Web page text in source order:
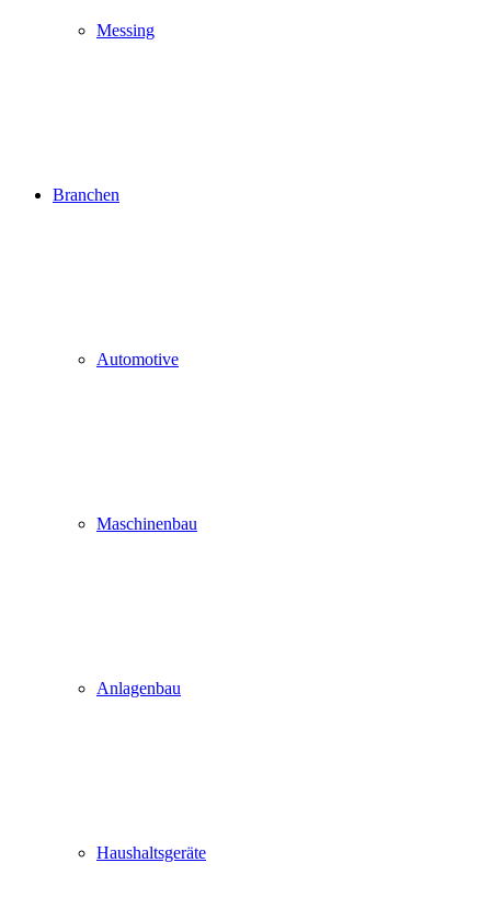
Messing
Branchen
Automotive
Maschinenbau
Anlagenbau
Haushaltsgeräte